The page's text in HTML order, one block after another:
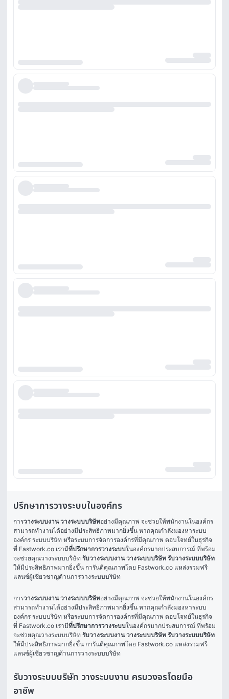
ปรึกษาการวางระบบในองค์กร
การวางระบบงาน วางระบบบริษัทอย่างมีคุณภาพ จะช่วยให้พนักงานในองค์กร
สามารถทำงานได้อย่างมีประสิทธิภาพมากยิ่งขึ้น หากคุณกำลังมองหาระบบ
องค์กร ระบบบริษัท หรือระบบการจัดการองค์กรที่มีคุณภาพ ตอบโจทย์ในธุรกิจ
ที่ Fastwork.co เรามีที่ปรึกษาการวางระบบในองค์กรมากประสบการณ์ ที่พร้อม
จะช่วยคุณวางระบบบริษัท รับวางระบบงาน วางระบบบริษัท รับวางระบบบริษัท
ให้มีประสิทธิภาพมากยิ่งขึ้น การันตีคุณภาพโดย Fastwork.co แหล่งรวมฟรี
แลนซ์ผู้เชี่ยวชาญด้านการวางระบบบริษัท
การวางระบบงาน วางระบบบริษัทอย่างมีคุณภาพ จะช่วยให้พนักงานในองค์กร
สามารถทำงานได้อย่างมีประสิทธิภาพมากยิ่งขึ้น หากคุณกำลังมองหาระบบ
องค์กร ระบบบริษัท หรือระบบการจัดการองค์กรที่มีคุณภาพ ตอบโจทย์ในธุรกิจ
ที่ Fastwork.co เรามีที่ปรึกษาการวางระบบในองค์กรมากประสบการณ์ ที่พร้อม
จะช่วยคุณวางระบบบริษัท รับวางระบบงาน วางระบบบริษัท รับวางระบบบริษัท
ให้มีประสิทธิภาพมากยิ่งขึ้น การันตีคุณภาพโดย Fastwork.co แหล่งรวมฟรี
แลนซ์ผู้เชี่ยวชาญด้านการวางระบบบริษัท
รับวางระบบบริษัท วางระบบงาน ครบวงจรโดยมือ
อาชีพ